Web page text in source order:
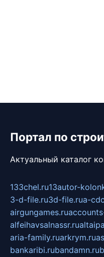
Портал по
Актуальный каталог
133chel.ru13autor-
3-d-file.ru3d-file.rua-
airgungames.ru
alfeihavsalnassr.ru
aria-family.ruarkrym.ru
bankaribi.rubandamn.ru